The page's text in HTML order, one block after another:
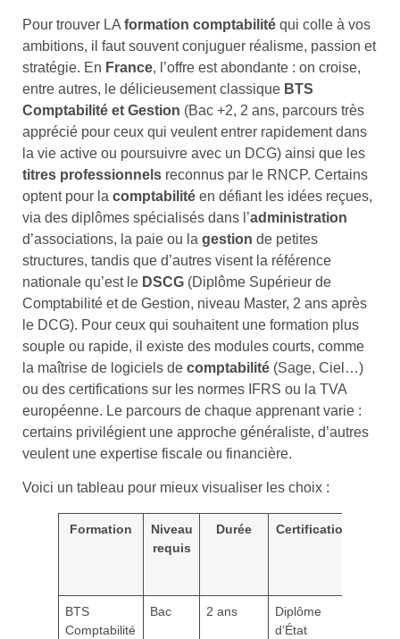
Pour trouver LA formation comptabilité qui colle à vos
ambitions, il faut souvent conjuguer réalisme, passion et
stratégie. En France, l’offre est abondante : on croise,
entre autres, le délicieusement classique BTS
Comptabilité et Gestion (Bac +2, 2 ans, parcours très
apprécié pour ceux qui veulent entrer rapidement dans
la vie active ou poursuivre avec un DCG) ainsi que les
titres professionnels reconnus par le RNCP. Certains
optent pour la comptabilité en défiant les idées reçues,
via des diplômes spécialisés dans l’administration
d’associations, la paie ou la gestion de petites
structures, tandis que d’autres visent la référence
nationale qu’est le DSCG (Diplôme Supérieur de
Comptabilité et de Gestion, niveau Master, 2 ans après
le DCG). Pour ceux qui souhaitent une formation plus
souple ou rapide, il existe des modules courts, comme
la maîtrise de logiciels de comptabilité (Sage, Ciel…)
ou des certifications sur les normes IFRS ou la TVA
européenne. Le parcours de chaque apprenant varie :
certains privilégient une approche généraliste, d’autres
veulent une expertise fiscale ou financière.
Voici un tableau pour mieux visualiser les choix :
Formation
Niveau
requis
Durée Certification
BTS
Comptabilité
Bac 2 ans
Diplôme
d’État